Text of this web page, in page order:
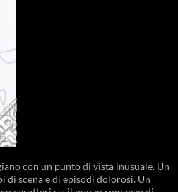
con un punto di vista inusuale. Un
di scena e di episodi dolorosi. Un